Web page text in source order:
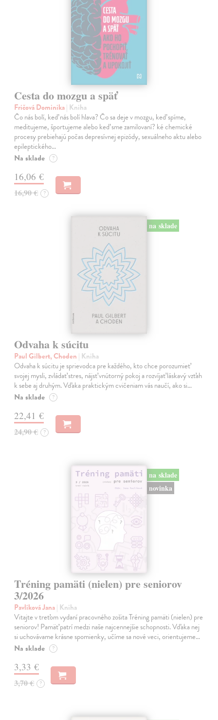
Cesta do mozgu a späť
Fričová Dominika| Kniha
Čo nás bolí, keď nás bolí hlava? Čo sa deje v mozgu, keď spíme,
meditujeme, športujeme alebo keď sme zamilovaní? ké chemické
procesy prebiehajú počas depresívnej epizódy, sexuálneho aktu alebo
epileptického…
Na sklade ?
16,06 €
16,90 € ?
na sklade
Odvaha k súcitu
Paul Gilbert, Choden | Kniha
Odvaha k súcitu je sprievodca pre každého, kto chce porozumieť
svojej mysli, zvládať stres, nájsť vnútorný pokoj a rozvíjať láskavý vzťah
k sebe aj druhým. Vďaka praktickým cvičeniam vás naučí, ako si…
Na sklade ?
22,41 €
24,90 € ?
na sklade
novinka
Tréning pamäti (nielen) pre seniorov
3/2026
Pavlíková Jana| Kniha
Vitajte v treťom vydaní pracovného zošita Tréning pamäti (nielen) pre
seniorov! Pamäť patrí medzi naše najcennejšie schopnosti. Vďaka nej
si uchovávame krásne spomienky, učíme sa nové veci, orientujeme…
Na sklade ?
3,33 €
3,70 € ?